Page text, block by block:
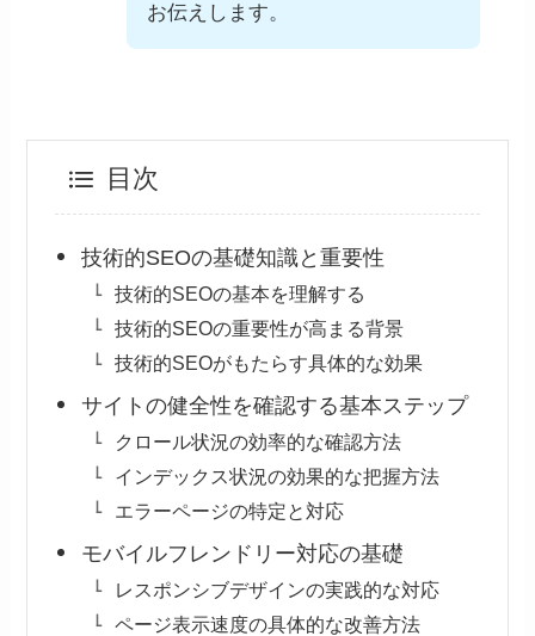
お伝えします。
目次
技術的SEOの基礎知識と重要性
技術的SEOの基本を理解する
技術的SEOの重要性が高まる背景
技術的SEOがもたらす具体的な効果
サイトの健全性を確認する基本ステップ
クロール状況の効率的な確認方法
インデックス状況の効果的な把握方法
エラーページの特定と対応
モバイルフレンドリー対応の基礎
レスポンシブデザインの実践的な対応
ページ表示速度の具体的な改善方法